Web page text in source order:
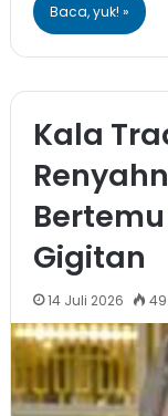
Baca, yuk! »
Kala
Gigitan
14 Juli 2026 49